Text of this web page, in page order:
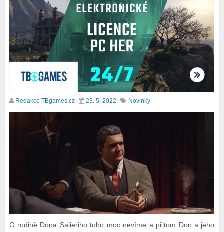
Redakce TBgames.cz 23. 5. 2022 Novinky
O rodině Dona Salieriho toho moc nevíme a přitom Don a jeho